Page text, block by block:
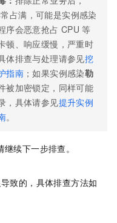
占满，可能是实例感染
序会恶意抢占 CPU 等
顿、响应缓慢，严重时
体排查与处理请参见挖
指南 ；如果实例感染勒
被加密锁定，同样可能
，具体请参见提升实例
。
续下一步排查。
致的，具体排查方法如